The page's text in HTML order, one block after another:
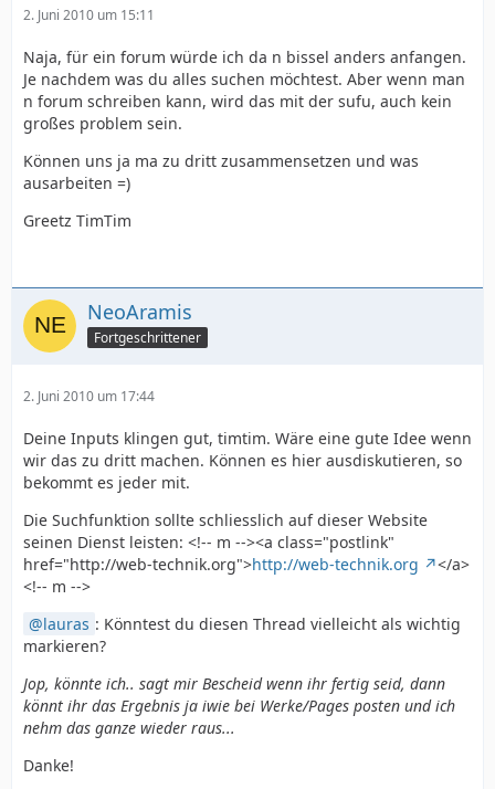
2. Juni 2010 um 15:11
Naja, für ein forum würde ich da n bissel anders anfangen.
Je nachdem was du alles suchen möchtest. Aber wenn man
n forum schreiben kann, wird das mit der sufu, auch kein
großes problem sein.
Können uns ja ma zu dritt zusammensetzen und was
ausarbeiten =)
Greetz TimTim
NeoAramis
Fortgeschrittener
2. Juni 2010 um 17:44
Deine Inputs klingen gut, timtim. Wäre eine gute Idee wenn
wir das zu dritt machen. Können es hier ausdiskutieren, so
bekommt es jeder mit.
Die Suchfunktion sollte schliesslich auf dieser Website
seinen Dienst leisten: <!-- m --><a class="postlink"
href="http://web-technik.org">http://web-technik.org
</a>
<!-- m -->
lauras : Könntest du diesen Thread vielleicht als wichtig
markieren?
Jop, könnte ich.. sagt mir Bescheid wenn ihr fertig seid, dann
könnt ihr das Ergebnis ja iwie bei Werke/Pages posten und ich
nehm das ganze wieder raus...
Danke!